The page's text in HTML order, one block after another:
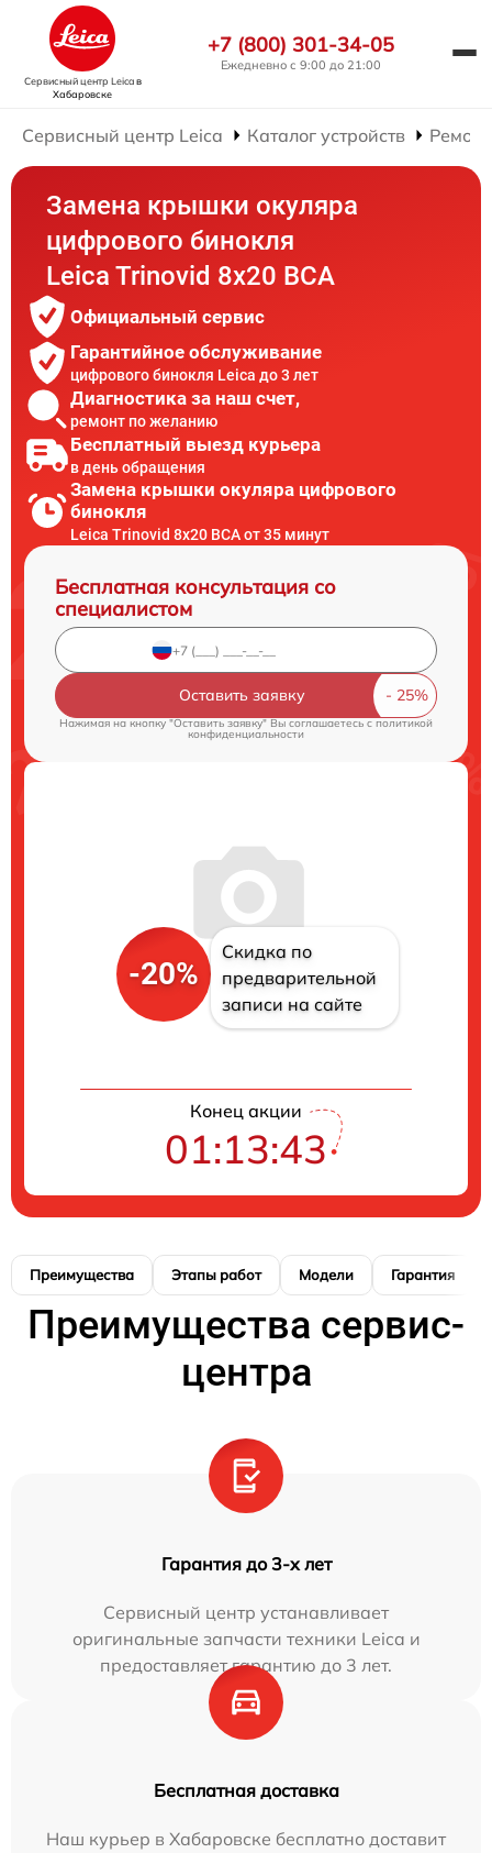
Сервисный центр Leicaв
Хабаровске
+7 (800) 301-34-05
Ежедневно с 9:00 до 21:00
Сервисный центр Leica Каталог устройств
Замена крышки окуляра
цифрового бинокля
Leica Trinovid 8x20 BCA
Официальный сервис
Гарантийное обслуживание
цифрового бинокля Leica до 3 лет
Диагностика за наш счет,
ремонт по желанию
Бесплатный выезд курьера
в день обращения
Замена крышки окуляра цифрового
бинокля
Leica Trinovid 8x20 BCA от 35 минут
Бесплатная консультация со
специалистом
Оставить заявку
Нажимая на кнопку "Оставить заявку" Вы соглашаетесь cполитикой
конфиденциальности
-20%
Скидка по
предварительной
записи на сайте
Конец акции
01:13:42
Преимущества Этапы работ Модели Гарантия
Преимущества сервис-
центра
Гарантия до 3-х лет
Сервисный центр устанавливает
оригинальные запчасти техники Leica и
предоставляет гарантию до 3 лет.
Бесплатная доставка
Наш курьер в Хабаровске бесплатно доставит